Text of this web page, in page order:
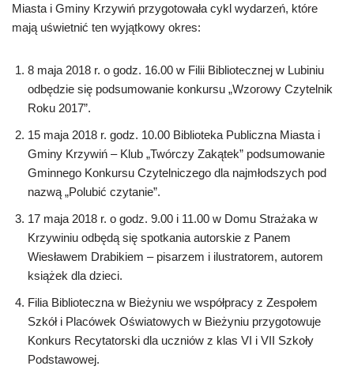
Miasta i Gminy Krzywiń przygotowała cykl wydarzeń, które
mają uświetnić ten wyjątkowy okres:
8 maja 2018 r. o godz. 16.00 w Filii Bibliotecznej w Lubiniu
odbędzie się podsumowanie konkursu „Wzorowy Czytelnik
Roku 2017”.
15 maja 2018 r. godz. 10.00 Biblioteka Publiczna Miasta i
Gminy Krzywiń – Klub „Twórczy Zakątek” podsumowanie
Gminnego Konkursu Czytelniczego dla najmłodszych pod
nazwą „Polubić czytanie”.
17 maja 2018 r. o godz. 9.00 i 11.00 w Domu Strażaka w
Krzywiniu odbędą się spotkania autorskie z Panem
Wiesławem Drabikiem – pisarzem i ilustratorem, autorem
książek dla dzieci.
Filia Biblioteczna w Bieżyniu we współpracy z Zespołem
Szkół i Placówek Oświatowych w Bieżyniu przygotowuje
Konkurs Recytatorski dla uczniów z klas VI i VII Szkoły
Podstawowej.